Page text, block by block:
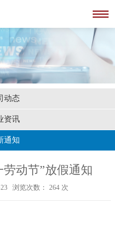
动态
资讯
通知
劳动节”放假通知
浏览次数： 264次